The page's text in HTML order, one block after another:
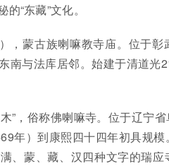
“东藏”文化。
，蒙古族喇嘛教寺庙。位于
南与法库居邻。始建于清道光
”，俗称佛喇嘛寺。位于辽宁
年）到康熙四十四年初具规
、蒙、藏、汉四种文字的瑞